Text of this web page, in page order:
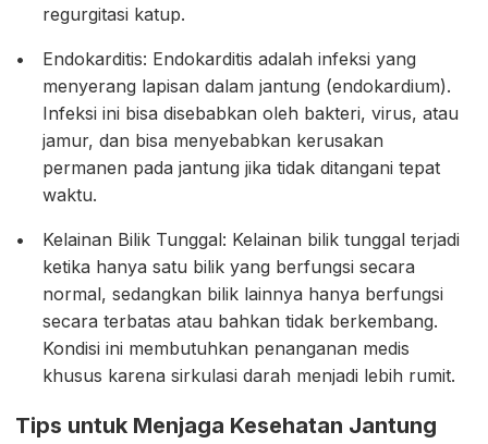
regurgitasi katup.
Endokarditis: Endokarditis adalah infeksi yang
menyerang lapisan dalam jantung (endokardium).
Infeksi ini bisa disebabkan oleh bakteri, virus, atau
jamur, dan bisa menyebabkan kerusakan
permanen pada jantung jika tidak ditangani tepat
waktu.
Kelainan Bilik Tunggal: Kelainan bilik tunggal terjadi
ketika hanya satu bilik yang berfungsi secara
normal, sedangkan bilik lainnya hanya berfungsi
secara terbatas atau bahkan tidak berkembang.
Kondisi ini membutuhkan penanganan medis
khusus karena sirkulasi darah menjadi lebih rumit.
Tips untuk Menjaga Kesehatan Jantung